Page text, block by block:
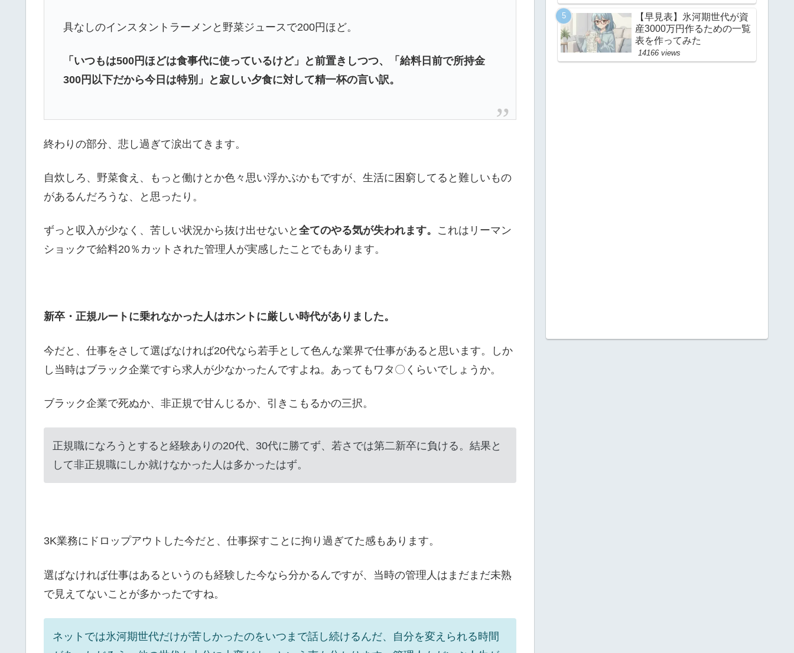
具なしのインスタントラーメンと野菜ジュースで200円ほど。
「いつもは500円ほどは食事代に使っているけど」と前置きしつつ、「給料日前で所持金
300円以下だから今日は特別」と寂しい夕食に対して精一杯の言い訳。
終わりの部分、悲し過ぎて涙出てきます。
自炊しろ、野菜食え、もっと働けとか色々思い浮かぶかもですが、生活に困窮してると難しいもの
があるんだろうな、と思ったり。
ずっと収入が少なく、苦しい状況から抜け出せないと 全てのやる気が失われます。 これはリーマン
ショックで給料20％カットされた管理人が実感したことでもあります。
新卒・正規ルートに乗れなかった人はホントに厳しい時代がありました。
今だと、仕事をさして選ばなければ20代なら若手として色んな業界で仕事があると思います。しか
し当時はブラック企業ですら求人が少なかったんですよね。あってもワタ〇くらいでしょうか。
ブラック企業で死ぬか、非正規で甘んじるか、引きこもるかの三択。
正規職になろうとすると経験ありの20代、30代に勝てず、若さでは第二新卒に負ける。結果と
して非正規職にしか就けなかった人は多かったはず。
3K業務にドロップアウトした今だと、仕事探すことに拘り過ぎてた感もあります。
選ばなければ仕事はあるというのも経験した今なら分かるんですが、当時の管理人はまだまだ未熟
で見えてないことが多かったですね。
ネットでは氷河期世代だけが苦しかったのをいつまで話し続けるんだ、自分を変えられる時間
【早見表】氷河期世代が資
産3000万円作るための一覧
表を作ってみた
14166 views